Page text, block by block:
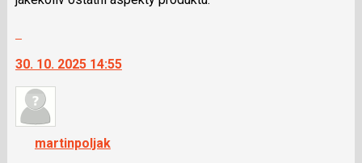
další
nový
názor.
navigaci
lze
30. 10. 2025 14:55
martinpoljak